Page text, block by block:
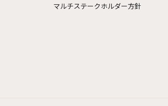
マルチステークホルダー方針